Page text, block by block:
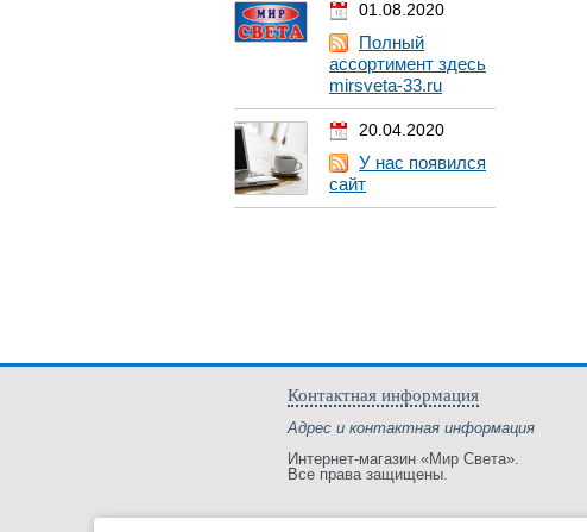
01.08.2020
Полный
ассортимент здесь
mirsveta-33.ru
20.04.2020
У нас появился
сайт
Контактная информация
Адрес и контактная информация
Интернет-магазин «Мир Света».
Все права защищены.